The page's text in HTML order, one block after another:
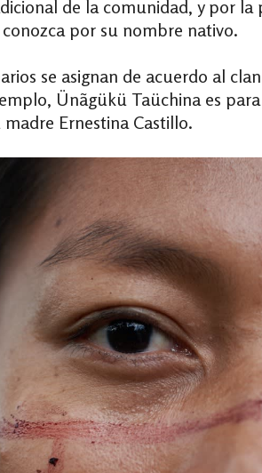
de la comunidad, y por
por su nombre nativo.
se asignan de acuerdo al
Ünãgükü Taüchina es
Ernestina Castillo.